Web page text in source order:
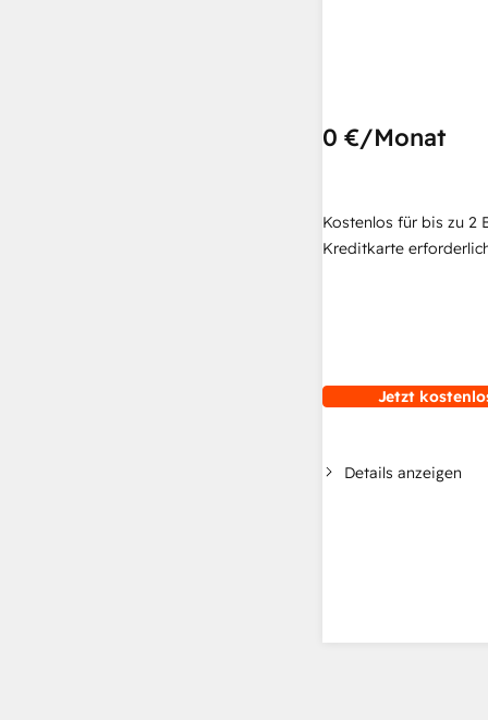
0 €/Monat
Kostenlos für bis zu 2
Kreditkarte
Jetzt
Details anzeigen